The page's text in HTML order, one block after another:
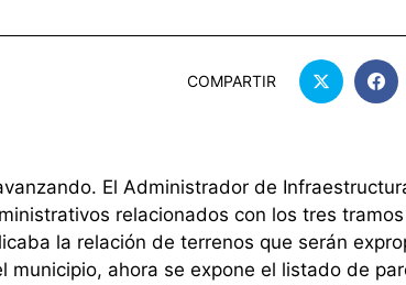
COMPARTIR
El Administrador de
relacionados con los tres
la relación de terrenos que serán
ahora se expone el listado de